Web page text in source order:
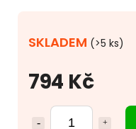
794 Kč
SKLADEM (>5 ks)